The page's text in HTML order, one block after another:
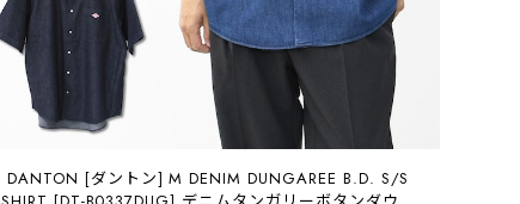
DANTON [ダントン] M DENIM DUNGAREE B.D. S/S